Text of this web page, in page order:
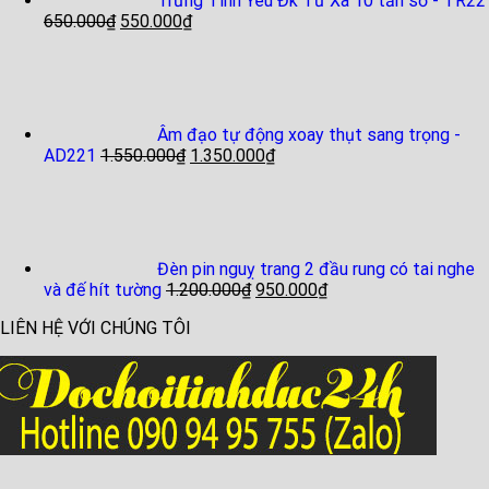
650.000₫ 550.000₫
Âm đạo tự động xoay thụt sang trọng -
AD221 1.550.000₫ 1.350.000₫
Đèn pin nguỵ trang 2 đầu rung có tai nghe
và đế hít tường 1.200.000₫ 950.000₫
LIÊN HỆ VỚI CHÚNG TÔI